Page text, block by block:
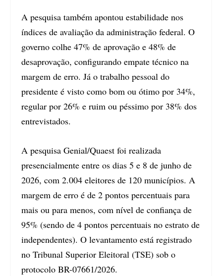
A pesquisa também apontou estabilidade nos
índices de avaliação da administração federal. O
governo colhe 47% de aprovação e 48% de
desaprovação, configurando empate técnico na
margem de erro. Já o trabalho pessoal do
presidente é visto como bom ou ótimo por 34%,
regular por 26% e ruim ou péssimo por 38% dos
entrevistados.
A pesquisa Genial/Quaest foi realizada
presencialmente entre os dias 5 e 8 de junho de
2026, com 2.004 eleitores de 120 municípios. A
margem de erro é de 2 pontos percentuais para
mais ou para menos, com nível de confiança de
95% (sendo de 4 pontos percentuais no estrato de
independentes). O levantamento está registrado
no Tribunal Superior Eleitoral (TSE) sob o
protocolo BR-07661/2026.